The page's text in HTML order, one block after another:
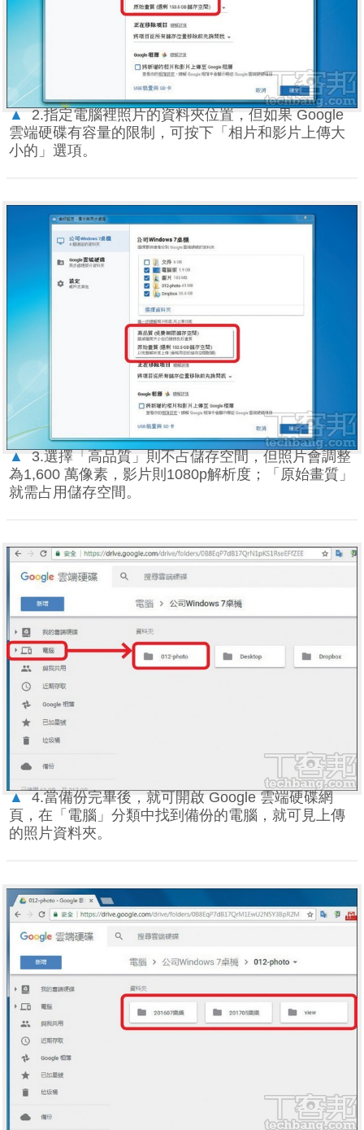
▲
2.指定電腦裡照片的資料夾位置，但如果 Google
雲端硬碟有容量的限制，可按下「相片和影片上傳大
小的」選項。
▲
3.選擇「高品質」則不占儲存空間，但照片會調整
為1,600 萬像素，影片則1080p解析度；「原始畫質」
就需占用儲存空間。
▲
4.當備份完畢後，就可開啟 Google 雲端硬碟網
頁，在「電腦」分類中找到備份的電腦，就可見上傳
的照片資料夾。